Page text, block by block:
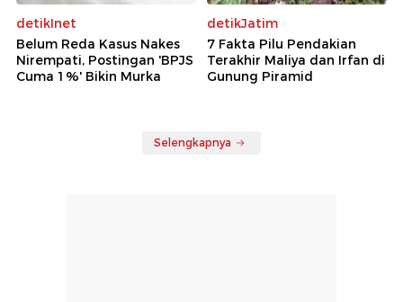
detikInet
Belum Reda Kasus Nakes
Nirempati, Postingan 'BPJS
Cuma 1%' Bikin Murka
detikJatim
7 Fakta Pilu Pendakian
Terakhir Maliya dan Irfan di
Gunung Piramid
Selengkapnya